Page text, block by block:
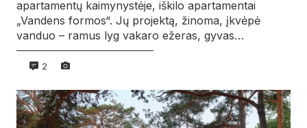
apartamentų kaimynystėje, iškilo apartamentai
„Vandens formos“. Jų projektą, žinoma, įkvėpė
vanduo – ramus lyg vakaro ežeras, gyvas…
2